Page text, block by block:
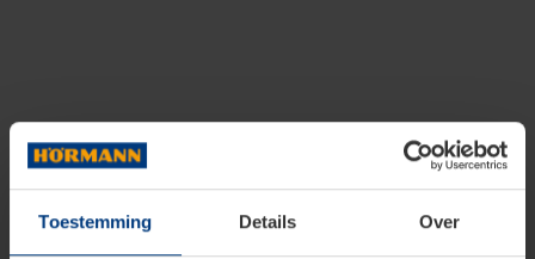
Toestemming Details Over